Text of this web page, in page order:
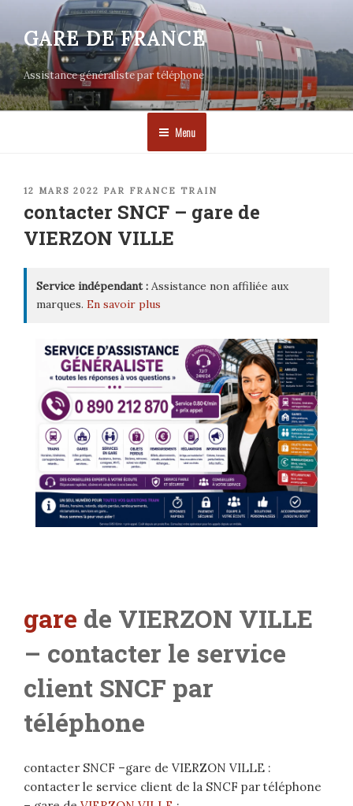
contenu
principal
GARE DE FRANCE
Assistance généraliste par téléphone
Menu
PUBLIÉ
12 MARS 2022 PAR FRANCE TRAIN
contacter SNCF – gare de
VIERZON VILLE
Service indépendant : Assistance non affiliée aux
marques. En savoir plus
gare de VIERZON VILLE
– contacter le service
client SNCF par
téléphone
contacter SNCF –gare de VIERZON VILLE :
contacter le service client de la SNCF par téléphone